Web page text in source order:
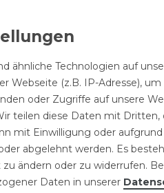
€ *
Geka System
ähnliche Technologien auf
Webseite (z.B. IP-Adresse),
oder Zugriffe auf unsere
teilen diese Daten mit
mit Einwilligung oder
abgelehnt werden. Es
ändern oder zu widerrufen.
Daten in unserer